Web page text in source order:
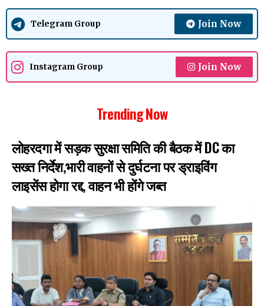
Telegram Group Join Now
Instagram Group Join Now
Trending Now
लोहरदगा में सड़क सुरक्षा समिति की बैठक में DC का
सख्त निर्देश,भारी वाहनों से दुर्घटना पर ड्राइविंग
लाइसेंस होगा रद्द, वाहन भी होंगे जब्त